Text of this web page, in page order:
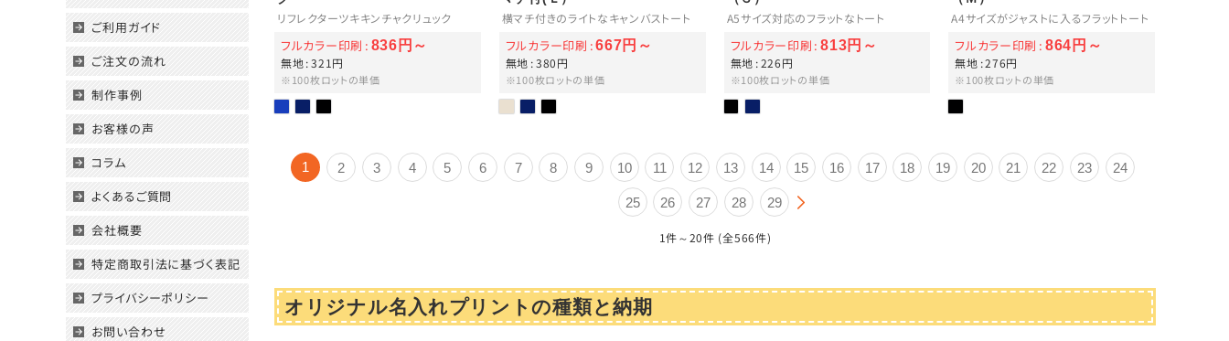
リフレクターツキキンチャクリュック
無地 321円
フルカラー印刷 836円～
※100枚ロットの単価
横マチ付きのライトなキャンバストート
無地 380円
フルカラー印刷 667円～
※100枚ロットの単価
A5サイズ対応のフラットなトート
無地 226円
フルカラー印刷 813円～
※100枚ロットの単価
A4サイズがジャストに入るフラットトート
無地 276円
フルカラー印刷 864円～
※100枚ロットの単価
1 2 3 4 5 6 7 8 9 10 11 12 13 14 15 16 17 18 19 20 21 22 23 24
25 26 27 28 29
1件～20件 (全566件)
オリジナル名入れプリントの種類と納期
ご利用ガイド
ご注文の流れ
制作事例
お客様の声
コラム
よくあるご質問
会社概要
特定商取引法に基づく表記
プライバシーポリシー
お問い合わせ